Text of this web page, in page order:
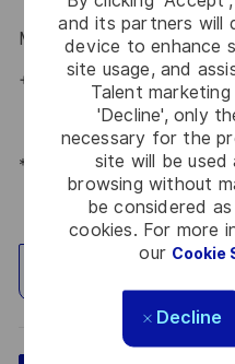
and its partners will
device to enhance
site usage, and
Talent
'Decline', only
necessary for the
site will be
browsing without
be considered
cookies. For more
our Cookie
Decline
Maria Gaissert– Talent
+49 172 8281399
*Human Intelligence